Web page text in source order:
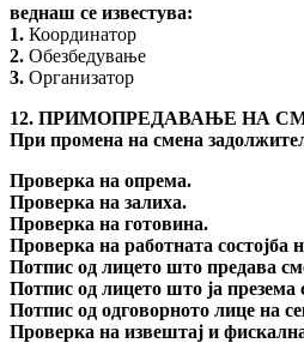
веднаш се известува:
1. Координатор
2. Обезбедување
3. Организатор
12. ПРИМОПРЕДАВАЊЕ НА
При промена на смена
Проверка на опрема.
Проверка на залиха.
Проверка на готовина.
Проверка на работната состојба
Потпис од лицето што предава
Потпис од лицето што ја презема
Потпис од одговорното лице на
Проверка на извештај и